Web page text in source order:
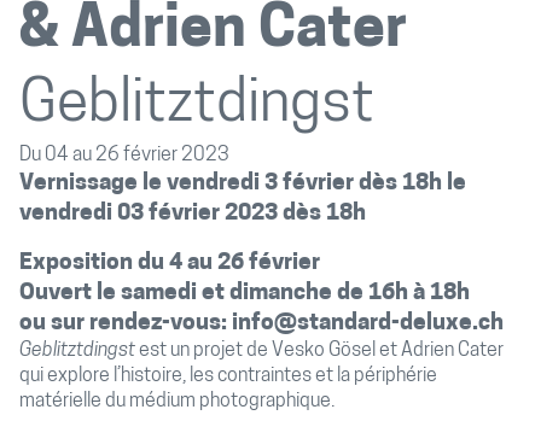
Adrien Cater
Geblitztdingst
Du 04 au 26 février 2023
Vernissage le vendredi 3 février dès 18h le
vendredi 03 février 2023 dès 18h
Exposition du 4 au 26 février
Ouvert le samedi et dimanche de 16h à 18h
ou sur rendez-vous: info@standard-deluxe.ch
Geblitztdingstest un projet de Vesko Gösel et Adrien Cater
qui explore l’histoire, les contraintes et la périphérie
matérielle du médium photographique.